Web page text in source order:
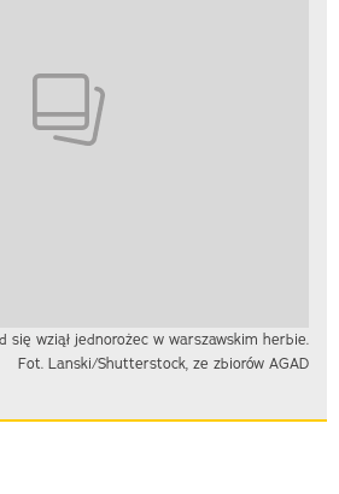
się wziął jednorożec w warszawskim herbie.
Fot. Lanski/Shutterstock, ze zbiorów AGAD